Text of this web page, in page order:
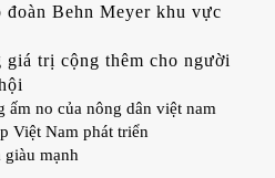
đoàn Behn Meyer khu vực
trị cộng thêm cho người
ấm no của nông dân việt nam
Việt Nam phát triển
mạnh